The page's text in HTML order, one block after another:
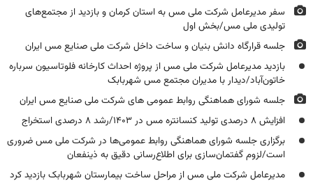
سفر مدیرعامل شرکت ملی مس به استان کرمان و بازدید از مجتمع‌های
تولیدی ملی مس/بخش اول
جلسه قرارگاه دانش بنیان و ساخت داخل شرکت ملی صنایع مس ایران
بازدید مدیرعامل شرکت ملی مس از پروژه احداث کارخانه فلوتاسیون سرباره
خاتون‌آباد/دیدار با مدیران مجتمع مس شهربابک
جلسه شورای هماهنگی روابط عمومی های شرکت ملی صنایع مس ایران
افزایش ۸ درصدی تولید کنسانتره مس در ۱۴۰۳/رشد ۸ درصدی استخراج
برگزاری جلسه شورای هماهنگی روابط عمومی‌ها در شرکت ملی مس ضروری
است/لزوم گفتمان‌سازی برای اطلاع‌رسانی دقیق به ذینفعان
مدیرعامل شرکت ملی مس از مراحل ساخت بیمارستان شهربابک بازدید کرد